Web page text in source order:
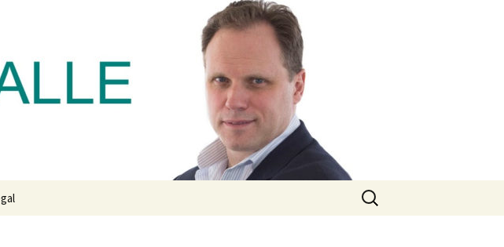
Buscar: